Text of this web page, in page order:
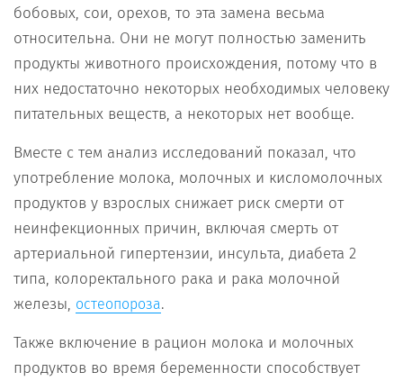
бобовых, сои, орехов, то эта замена весьма
относительна. Они не могут полностью заменить
продукты животного происхождения, потому что в
них недостаточно некоторых необходимых человеку
питательных веществ, а некоторых нет вообще.
Вместе с тем анализ исследований показал, что
употребление молока, молочных и кисломолочных
продуктов у взрослых снижает риск смерти от
неинфекционных причин, включая смерть от
артериальной гипертензии, инсульта, диабета 2
типа, колоректального рака и рака молочной
железы, остеопороза.
Также включение в рацион молока и молочных
продуктов во время беременности способствует